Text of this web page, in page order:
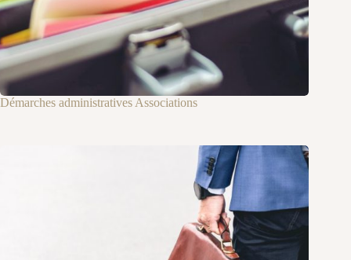
Démarches administratives Associations